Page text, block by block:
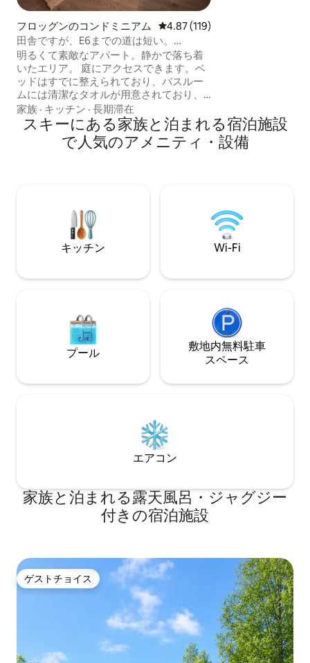
フロッグンのコンドミニアム レビュー119件、5つ星中4.87つ
4.87 (119)
田舎ですが、E6までの道は短い。
Tusenfryd/Nmbuに近い
明るくて素敵なアパート。静かで落ち着
いたエリア。 庭にアクセスできます。ベ
ッドはすでに整えられており、バスルー
ムには清潔なタオルが用意されており、
お客様の後は私たちが掃除します。田舎
にありますが、中央部にあり、高速道路
までわずか2分です。 Tusenfryd、
Drøbak、Ski、Osloへの近い道。買い物に
Drøbak City。クロクホル・ディスクゴル
フコースまで車で25分未満。
家族 · キッチン · 長期滞在
スキーにある家族と泊まれる宿泊施設
で人気のアメニティ・設備
キッチン Wi-Fi
プール
敷地内無料駐⁠車
ス⁠ペ⁠ー⁠ス
エアコン
家族と泊まれる露天風呂・ジャグジー
付きの宿泊施設
ゲストチョイス
ゲストチョイス